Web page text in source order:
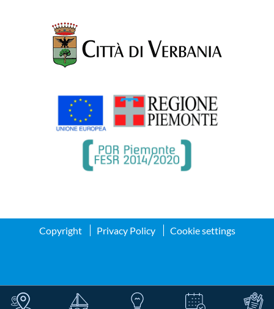
Copyright Privacy Policy Cookie settings